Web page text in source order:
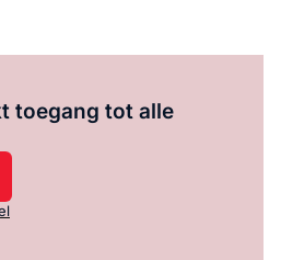
toegang tot alle